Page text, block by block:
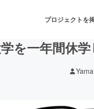
プロジェクトを
を一年間休